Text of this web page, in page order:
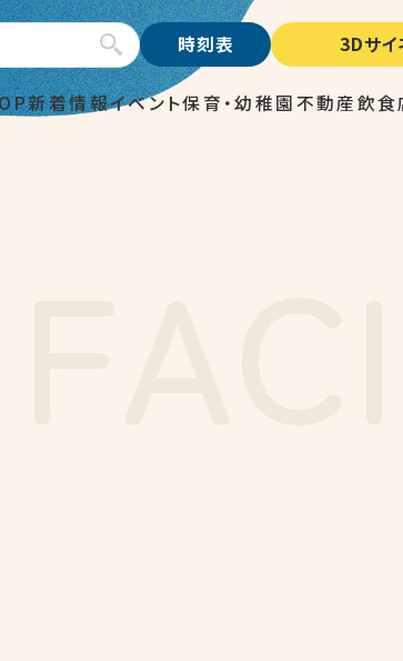
検索 時刻表 3Dサ
新着情報イベント保育・幼稚園 不動産飲食